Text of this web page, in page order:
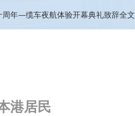
年—缆车夜航体验开幕典礼致辞全文
港居民